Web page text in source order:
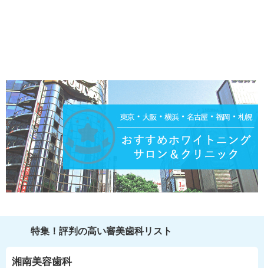
特集！評判の高い審美歯科リスト
湘南美容歯科